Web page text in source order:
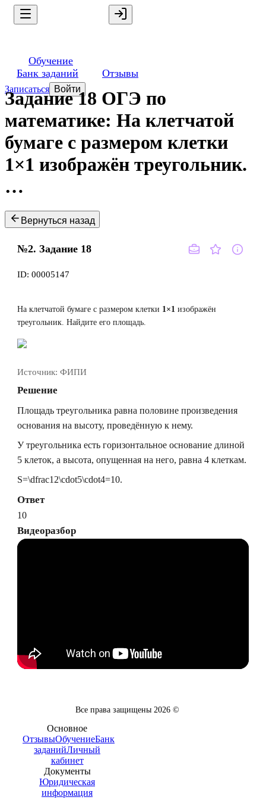
Обучение
Банк заданий
Отзывы
Записаться Войти
Задание 18 ОГЭ по
математике: На клетчатой
бумаге с размером клетки
1×1 изображён треугольник.
…
Вернуться назад
№2. Задание 18
ID: 00005147
На клетчатой бумаге с размером клетки 1×1 изображён
треугольник. Найдите его площадь.
Источник: ФИПИ
Решение
Площадь треугольника равна половине произведения
основания на высоту, проведённую к нему.
У треугольника есть горизонтальное основание длиной
5 клеток, а высота, опущенная на него, равна 4 клеткам.
S=\dfrac12\cdot5\cdot4=10.
Ответ
10
Видеоразбор
Все права защищены2026 ©
Основное
ОтзывыОбучениеБанк
заданийЛичный
кабинет
Документы
Юридическая
информация